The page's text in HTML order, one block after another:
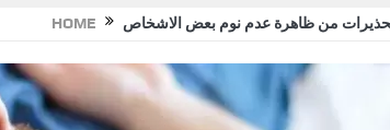
المكلفين بخدمة العلم (الدفعة الثالثة) إلى مراجعة منصة خدمة
القاضي محمود أحمد فريحات.. مبارك ومزيدا من
HOME من ظاهرة عدم نوم بعض الاشخاص